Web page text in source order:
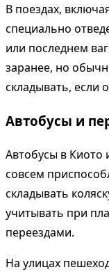
В поездах,
специально
или последнем
заранее, но
складывать, если
Автобусы и
Автобусы в Киото
совсем
складывать
учитывать при
переездами.
На улицах